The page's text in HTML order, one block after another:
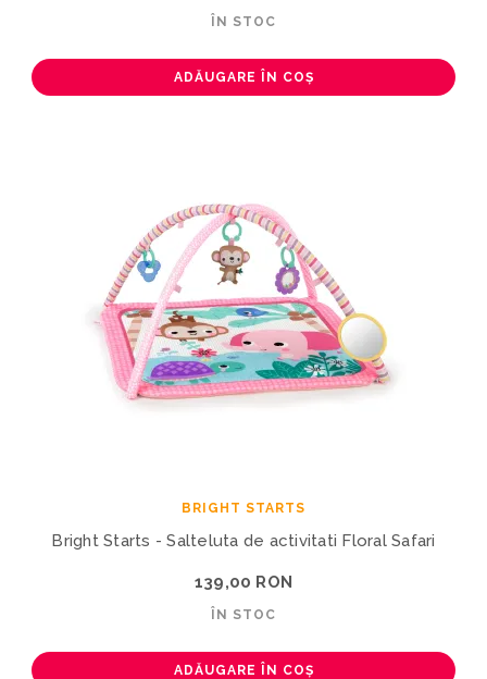
ÎN STOC
ADĂUGARE ÎN COȘ
BRIGHT STARTS
Bright Starts - Salteluta de activitati Floral Safari
139,00 RON
ÎN STOC
ADĂUGARE ÎN COȘ